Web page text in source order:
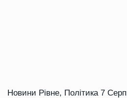
Новини Рівне, Політика 7